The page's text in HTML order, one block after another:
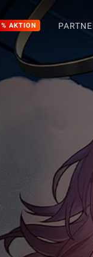
% AKTION